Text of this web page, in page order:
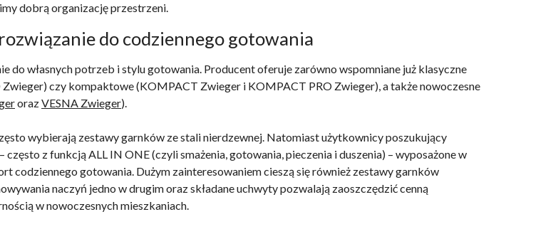
dobrą organizację przestrzeni.
do codziennego gotowania
do własnych potrzeb i stylu gotowania. Producent oferuje zarówno wspomniane już klasyczne
Zwieger) czy kompaktowe (KOMPACT Zwieger i KOMPACT PRO Zwieger), a także nowoczesne
orazVESNA Zwieger).
wybierają zestawy garnków ze stali nierdzewnej. Natomiast użytkownicy poszukujący
z funkcją ALL IN ONE (czyli smażenia, gotowania, pieczenia i duszenia) – wyposażone w
gotowania. Dużym zainteresowaniem cieszą się również zestawy garnków
naczyń jedno w drugim oraz składane uchwyty pozwalają zaoszczędzić cenną
w nowoczesnych mieszkaniach.